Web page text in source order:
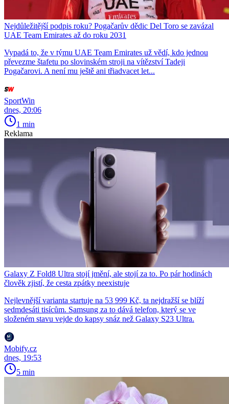
Nejdůležitější podpis roku? Pogačarův dědic Del Toro se zavázal
UAE Team Emirates až do roku 2031
Vypadá to, že v týmu UAE Team Emirates už vědí, kdo jednou
převezme štafetu po slovinském stroji na vítězství Tadeji
Pogačarovi. A není mu ještě ani třiadvacet let...
SportWin
dnes, 20:06
1 min
Reklama
Galaxy Z Fold8 Ultra stojí jmění, ale stojí za to. Po pár hodinách
člověk zjistí, že cesta zpátky neexistuje
Nejlevnější varianta startuje na 53 999 Kč, ta nejdražší se blíží
sedmdesáti tisícům. Samsung za to dává telefon, který se ve
složeném stavu vejde do kapsy snáz než Galaxy S23 Ultra.
Mobify.cz
dnes, 19:53
5 min